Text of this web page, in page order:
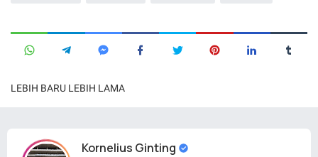
LEBIH BARU LEBIH LAMA
Kornelius Ginting